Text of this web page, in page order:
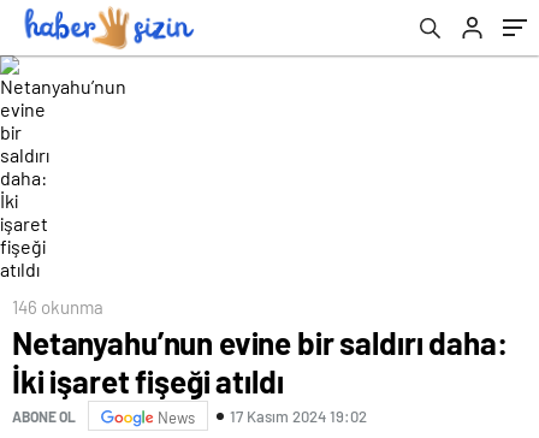
146 okunma
Netanyahu’nun evine bir saldırı daha:
İki işaret fişeği atıldı
ABONE OL News 17 Kasım 2024 19:02